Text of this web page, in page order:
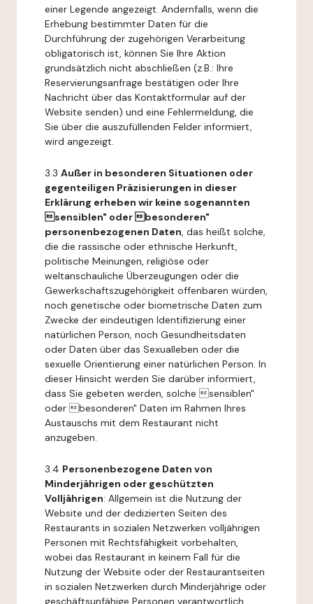
einer Legende angezeigt. Andernfalls, wenn die
Erhebung bestimmter Daten für die
Durchführung der zugehörigen Verarbeitung
obligatorisch ist, können Sie Ihre Aktion
grundsätzlich nicht abschließen (z.B.: Ihre
Reservierungsanfrage bestätigen oder Ihre
Nachricht über das Kontaktformular auf der
Website senden) und eine Fehlermeldung, die
Sie über die auszufüllenden Felder informiert,
wird angezeigt.
3.3 Außer in besonderen Situationen oder
gegenteiligen Präzisierungen in dieser
Erklärung erheben wir keine sogenannten
sensiblen" oder besonderen"
personenbezogenen Daten, das heißt solche,
die die rassische oder ethnische Herkunft,
politische Meinungen, religiöse oder
weltanschauliche Überzeugungen oder die
Gewerkschaftszugehörigkeit offenbaren würden,
noch genetische oder biometrische Daten zum
Zwecke der eindeutigen Identifizierung einer
natürlichen Person, noch Gesundheitsdaten
oder Daten über das Sexualleben oder die
sexuelle Orientierung einer natürlichen Person. In
dieser Hinsicht werden Sie darüber informiert,
dass Sie gebeten werden, solche sensiblen"
oder besonderen" Daten im Rahmen Ihres
Austauschs mit dem Restaurant nicht
anzugeben.
3.4 Personenbezogene Daten von
Minderjährigen oder geschützten
Volljährigen: Allgemein ist die Nutzung der
Website und der dedizierten Seiten des
Restaurants in sozialen Netzwerken volljährigen
Personen mit Rechtsfähigkeit vorbehalten,
wobei das Restaurant in keinem Fall für die
Nutzung der Website oder der Restaurantseiten
in sozialen Netzwerken durch Minderjährige oder
geschäftsunfähige Personen verantwortlich